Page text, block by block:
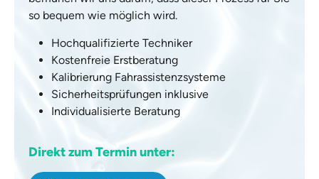
so bequem wie möglich wird.
Hochqualifizierte Techniker
Kostenfreie Erstberatung
Kalibrierung Fahrassistenzsysteme
Sicherheitsprüfungen inklusive
Individualisierte Beratung
Direkt zum Termin unter: